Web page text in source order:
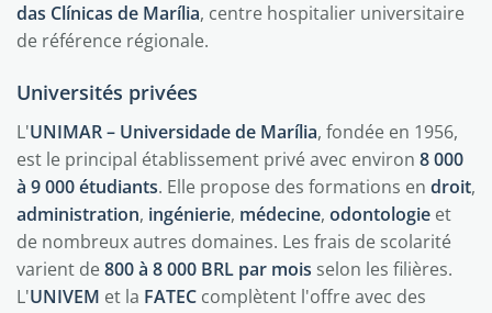
das Clínicas de Marília, centre hospitalier universitaire
de référence régionale.
Universités privées
L'UNIMAR – Universidade de Marília, fondée en 1956,
est le principal établissement privé avec environ 8 000
à 9 000 étudiants. Elle propose des formations en droit,
administration, ingénierie, médecine, odontologie et
de nombreux autres domaines. Les frais de scolarité
varient de800 à 8 000 BRL par mois selon les filières.
L'UNIVEM et la FATEC complètent l'offre avec des